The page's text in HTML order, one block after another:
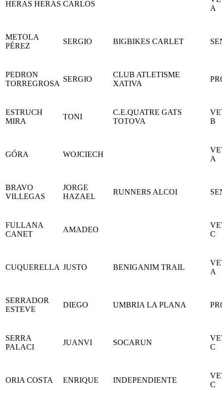
HERAS HERAS CARLOS
A
METOLA
PÉREZ
SERGIO BIGBIKES CARLET
PEDRON
TORREGROSA
SERGIO
CLUB ATLETISME
XATIVA
ESTRUCH
MIRA
TONI
C.E.QUATRE GATS
TOTOVA
B
GÓRA WOJCIECH
A
BRAVO
VILLEGAS
JORGE
HAZAEL
RUNNERS ALCOI
FULLANA
CANET
AMADEO
C
CUQUERELLA JUSTO BENIGANIM TRAIL
A
SERRADOR
ESTEVE
DIEGO UMBRIA LA PLANA
SERRA
PALACI
JUANVI SOCARUN
C
ORIA COSTA ENRIQUE INDEPENDIENTE
C